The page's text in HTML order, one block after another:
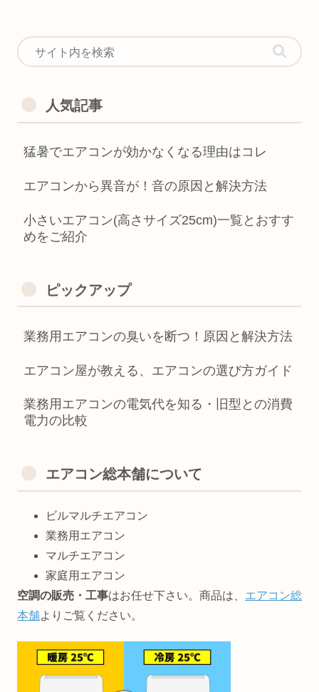
人気記事
猛暑でエアコンが効かなくなる理由はコレ
エアコンから異音が！音の原因と解決方法
小さいエアコン(高さサイズ25cm)一覧とおすす
めをご紹介
ピックアップ
業務用エアコンの臭いを断つ！原因と解決方法
エアコン屋が教える、エアコンの選び方ガイド
業務用エアコンの電気代を知る・旧型との消費
電力の比較
エアコン総本舗について
ビルマルチエアコン
業務用エアコン
マルチエアコン
家庭用エアコン
空調の販売・工事はお任せ下さい。商品は、 エアコン総
本舗よりご覧ください。